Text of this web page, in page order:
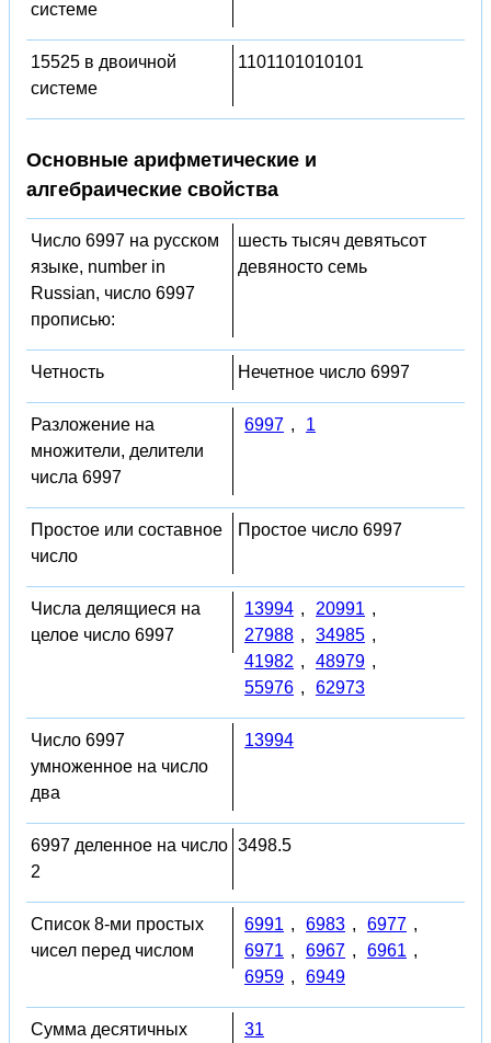
системе
15525 в двоичной
системе
1101101010101
Основные арифметические и
алгебраические свойства
Число 6997 на русском
языке, number in
Russian, число 6997
прописью:
шесть тысяч девятьсот
девяносто семь
Четность Нечетное число 6997
Разложение на
множители, делители
числа 6997
6997 , 1
Простое или составное
число
Простое число 6997
Числа делящиеся на
целое число 6997
13994 , 20991 ,
27988 , 34985 ,
41982 , 48979 ,
55976 , 62973
Число 6997
умноженное на число
два
13994
6997 деленное на число
2
3498.5
Список 8-ми простых
чисел перед числом
6991 , 6983 , 6977 ,
6971 , 6967 , 6961 ,
6959 , 6949
Сумма десятичных
31